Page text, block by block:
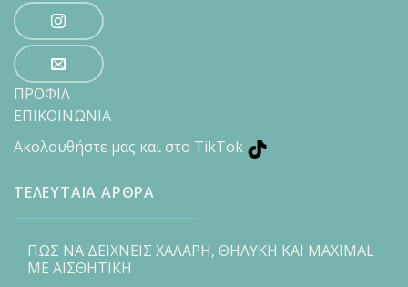
ΠΡΟΦΙΛ
ΕΠΙΚΟΙΝΩΝΙΑ
Ακολουθήστε μας και στο TikTok
ΤΕΛΕΥΤΑΙΑ ΑΡΘΡΑ
ΠΩΣ ΝΑ ΔΕΙΧΝΕΙΣ ΧΑΛΑΡΗ, ΘΗΛΥΚΗ ΚΑΙ MAXIMAL
ΜΕ ΑΙΣΘΗΤΙΚΗ